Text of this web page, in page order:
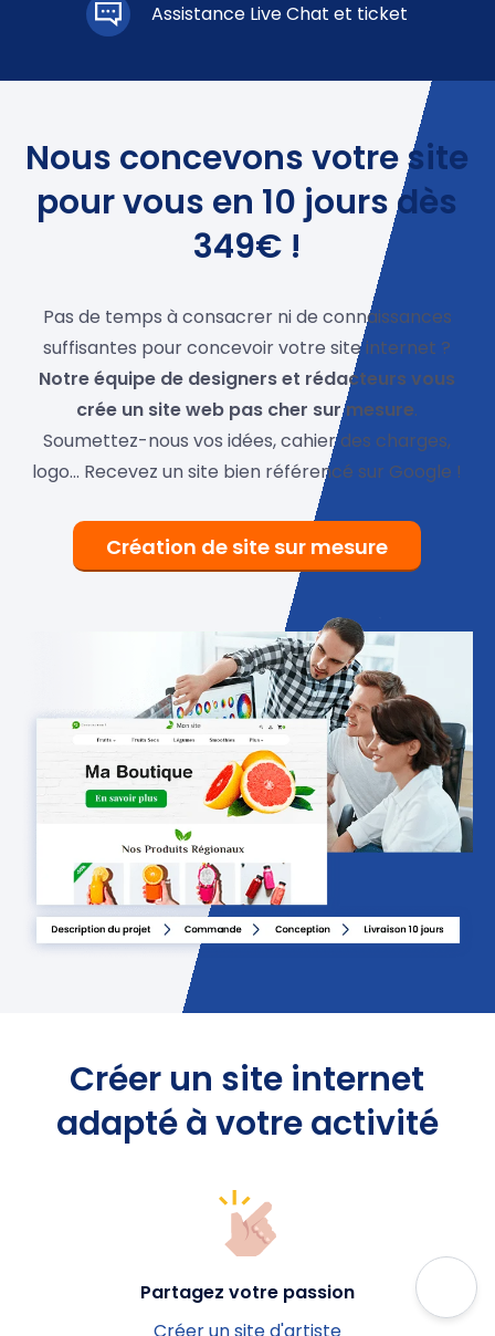
Assistance Live Chat et ticket
Nous concevons votre site
pour vous en 10 jours dès
349€ !
Pas de temps à consacrer ni de connaissances
suffisantes pour concevoir votre site internet ?
Notre équipe de designers et rédacteurs vous
crée un site web pas cher sur mesure.
Soumettez-nous vos idées, cahier des charges,
logo… Recevez un site bien référencé sur Google !
Création de site sur mesure
Créer un site internet
adapté à votre activité
Partagez votre passion